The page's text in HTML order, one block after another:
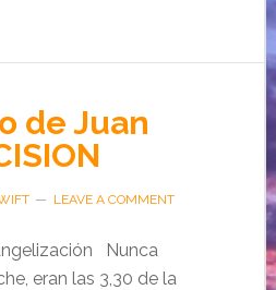
de Juan
LEAVE A COMMENT
Nunca
eran las 3,30 de la